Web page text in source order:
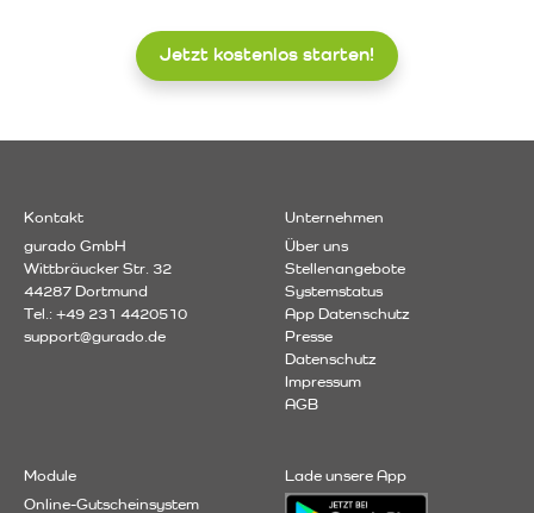
Jetzt kostenlos starten!
Kontakt
gurado GmbH
Wittbräucker Str. 32
44287 Dortmund
Tel.: +49 231 4420510
support@gurado.de
Unternehmen
Über uns
Stellenangebote
Systemstatus
App Datenschutz
Presse
Datenschutz
Impressum
AGB
Module
Online-Gutscheinsystem
Lade unsere App